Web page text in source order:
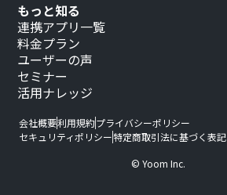
もっと知る
連携アプリ一覧
料金プラン
ユーザーの声
セミナー
活用ナレッジ
会社概要利用規約プライバシーポリシー
セキュリティポリシー特定商取引法に基づく表記
© Yoom Inc.